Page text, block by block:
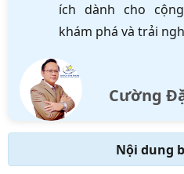
ích dành cho
khám phá và trải
Cường
Nội dung